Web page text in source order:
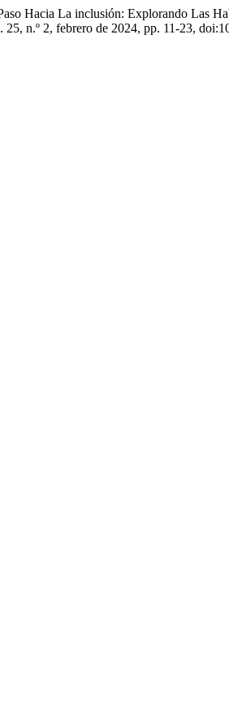
Hacia La inclusión: Explorando Las
25, n.º 2, febrero de 2024, pp. 11-23,